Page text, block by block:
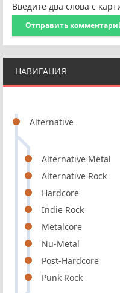
НАВИГАЦИЯ
Alternative
Alternative Metal
Alternative Rock
Hardcore
Indie Rock
Metalcore
Nu-Metal
Post-Hardcore
Punk Rock
Введите два слова с
Отправить